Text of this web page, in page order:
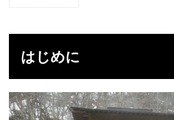
に
温
泉
3
はじめに